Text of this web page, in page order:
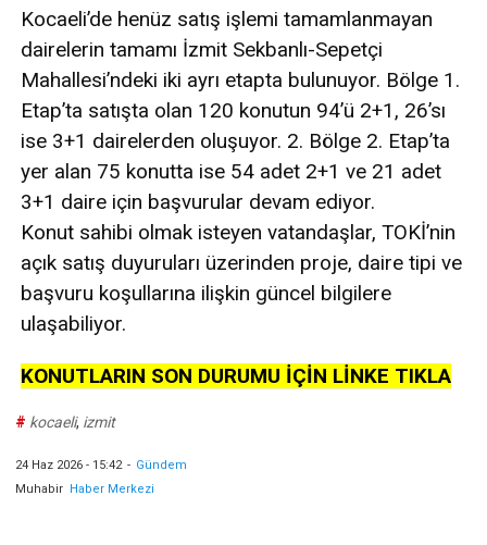
Kocaeli’de henüz satış işlemi tamamlanmayan
dairelerin tamamı İzmit Sekbanlı-Sepetçi
Mahallesi’ndeki iki ayrı etapta bulunuyor. Bölge 1.
Etap’ta satışta olan 120 konutun 94’ü 2+1, 26’sı
ise 3+1 dairelerden oluşuyor. 2. Bölge 2. Etap’ta
yer alan 75 konutta ise 54 adet 2+1 ve 21 adet
3+1 daire için başvurular devam ediyor.
Konut sahibi olmak isteyen vatandaşlar, TOKİ’nin
açık satış duyuruları üzerinden proje, daire tipi ve
başvuru koşullarına ilişkin güncel bilgilere
ulaşabiliyor.
KONUTLARIN SON DURUMU İÇİN LİNKE TIKLA
# kocaeli, izmit
24 Haz 2026 - 15:42 - Gündem
Muhabir Haber Merkezi